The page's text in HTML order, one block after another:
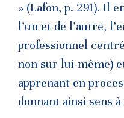
» (Lafon, p. 291). Il
l’un et de l’autre,
professionnel
non sur lui-même)
apprenant en
donnant ainsi sens